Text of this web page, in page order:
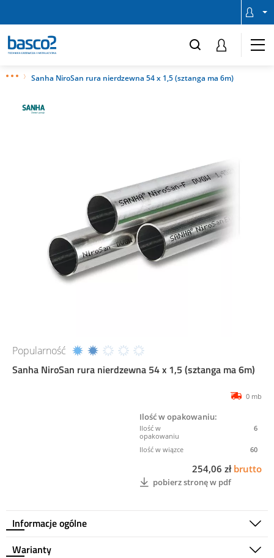
Sanha NiroSan rura nierdzewna 54 x 1,5 (sztanga ma 6m)
Popularność
Sanha NiroSan rura nierdzewna 54 x 1,5 (sztanga ma 6m)
Informacje ogólne
0 mb
Ilość w opakowaniu:
6
60
254,06 zł brutto
pobierz stronę w pdf
Warianty